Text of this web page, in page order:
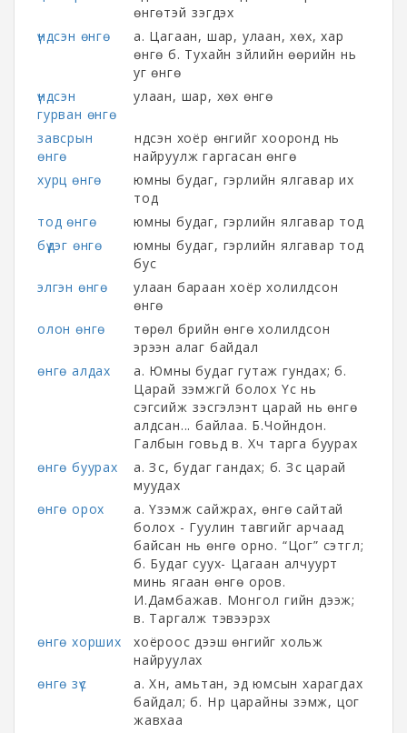
өнгөтэй үзэгдэх
үндсэн өнгө
а. Цагаан, шар, улаан, хөх, хар
өнгө б. Тухайн зүйлийн өөрийн нь
уг өнгө
үндсэн
гурван өнгө
улаан, шар, хөх өнгө
завсрын
өнгө
үндсэн хоёр өнгийг хооронд нь
найруулж гаргасан өнгө
хурц өнгө
юмны будаг, гэрлийн ялгавар их
тод
тод өнгө
юмны будаг, гэрлийн ялгавар тод
бүдэг өнгө
юмны будаг, гэрлийн ялгавар тод
бус
элгэн өнгө
улаан бараан хоёр холилдсон
өнгө
олон өнгө
төрөл бүрийн өнгө холилдсон
эрээн алаг байдал
өнгө алдах
а. Юмны будаг гутаж гундах; б.
Царай үзэмжгүй болох Үс нь
сэгсийж үзэсгэлэнт царай нь өнгө
алдсан... байлаа. Б.Чойндон.
Галбын говьд в. Хүч тарга буурах
өнгө буурах
а. Зүс, будаг гандах; б. Зүс царай
муудах
өнгө орох
а. Үзэмж сайжрах, өнгө сайтай
болох - Гуулин тавгийг арчаад
байсан нь өнгө орно. “Цог” сэтгүүл;
б. Будаг суух- Цагаан алчуурт
минь ягаан өнгө оров.
И.Дамбажав. Монгол үгийн дээж;
в. Таргалж тэвээрэх
өнгө хорших
хоёроос дээш өнгийг хольж
найруулах
өнгө зүс
а. Хүн, амьтан, эд юмсын харагдах
байдал; б. Нүүр царайны үзэмж, цог
жавхаа